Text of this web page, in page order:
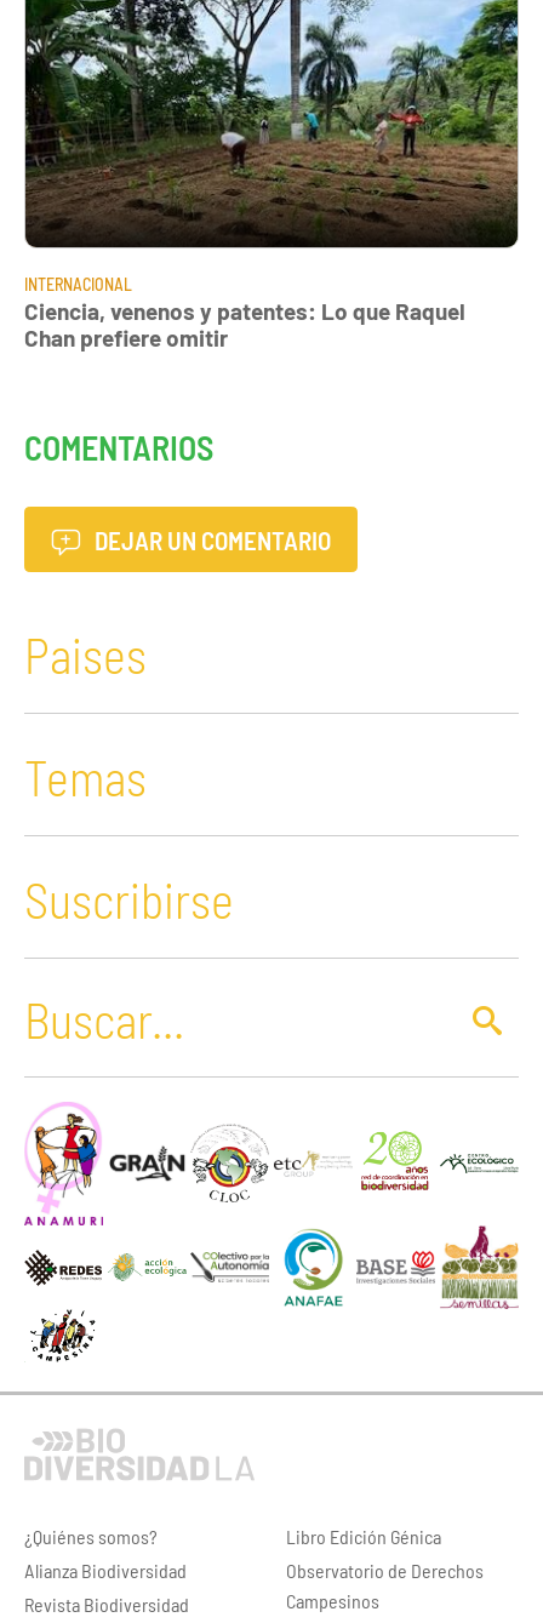
INTERNACIONAL
Ciencia, venenos y patentes: Lo que Raquel
Chan prefiere omitir
COMENTARIOS
DEJAR UN COMENTARIO
Paises
Temas
Suscribirse
¿Quiénes somos?
Alianza Biodiversidad
Revista Biodiversidad
Libro Edición Génica
Observatorio de Derechos
Campesinos